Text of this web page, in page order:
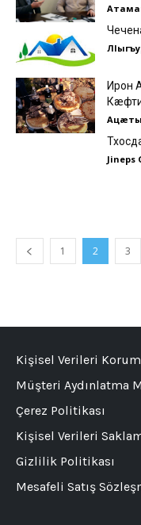
Ирон
Ацæты
Jineps
1 2 3
Kişisel Verileri
Müşteri Aydınlatma
Çerez Politikası
Kişisel Verileri
Gizlilik Politikası
Mesafeli Satış